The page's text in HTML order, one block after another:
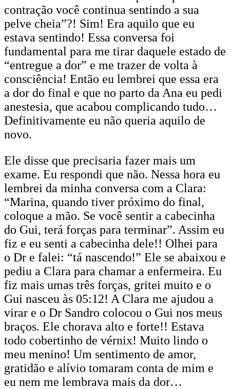
contração você continua sentindo a sua
pelve cheia”?! Sim! Era aquilo que eu
estava sentindo! Essa conversa foi
fundamental para me tirar daquele estado de
“entregue a dor” e me trazer de volta à
consciência! Então eu lembrei que essa era
a dor do final e que no parto da Ana eu pedi
anestesia, que acabou complicando tudo…
Definitivamente eu não queria aquilo de
novo.
Ele disse que precisaria fazer mais um
exame. Eu respondi que não. Nessa hora eu
lembrei da minha conversa com a Clara:
“Marina, quando tiver próximo do final,
coloque a mão. Se você sentir a cabecinha
do Gui, terá forças para terminar”. Assim eu
fiz e eu senti a cabecinha dele!! Olhei para
o Dr e falei: “tá nascendo!” Ele se abaixou e
pediu a Clara para chamar a enfermeira. Eu
fiz mais umas três forças, gritei muito e o
Gui nasceu às 05:12! A Clara me ajudou a
virar e o Dr Sandro colocou o Gui nos meus
braços. Ele chorava alto e forte!! Estava
todo cobertinho de vérnix! Muito lindo o
meu menino! Um sentimento de amor,
gratidão e alívio tomaram conta de mim e
eu nem me lembrava mais da dor…